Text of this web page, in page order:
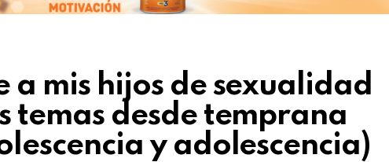
a mis hijos de sexualidad
temas desde temprana
y adolescencia)